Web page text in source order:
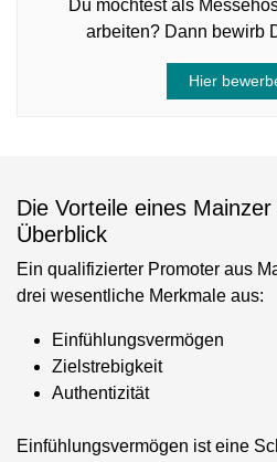
Du möchtest als
arbeiten? Dann bewirb
Hier
Die Vorteile eines
Überblick
Ein qualifizierter Promoter aus
drei wesentliche Merkmale aus:
Einfühlungsvermögen
Zielstrebigkeit
Authentizität
Einfühlungsvermögen ist eine